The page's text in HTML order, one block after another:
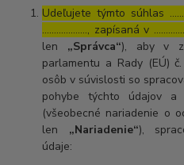
Udeľujete týmto súhlas
………………., zapísaná v
len „Správca“), aby v
parlamentu a Rady (EÚ)
osôb v súvislosti so
pohybe týchto údajov a
(všeobecné nariadenie o
len „Nariadenie“),
údaje: